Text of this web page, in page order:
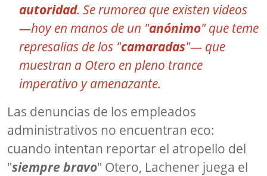
autoridad. Se rumorea que existen videos
—hoy en manos de un "anónimo" que teme
represalias de los "camaradas"— que
muestran a Otero en pleno trance
imperativo y amenazante.
Las denuncias de los empleados
administrativos no encuentran eco:
cuando intentan reportar el atropello del
"siempre bravo" Otero, Lachener juega el